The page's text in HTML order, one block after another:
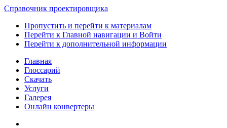
Справочник проектировщика
Пропустить и перейти к материалам
Перейти к Главной навигации и Войти
Перейти к дополнительной информации
Главная
Глоссарий
Скачать
Услуги
Галерея
Онлайн конвертеры